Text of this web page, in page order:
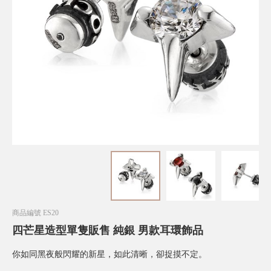
商品編號 ES20
四芒星造型單隻販售 純銀 男款耳環飾品
你如同黑夜般閃耀的新星，如此清晰，卻捉摸不定。